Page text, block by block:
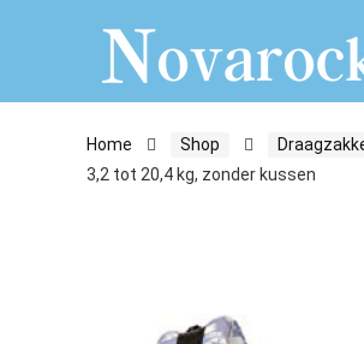
Home Shop
3,2 tot 20,4 kg, zonder kussen